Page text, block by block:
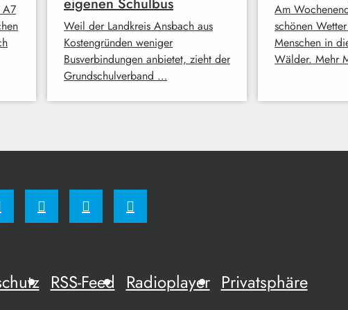
A7
Weil der Landkreis Ansbach aus
Kostengründen weniger
Busverbindungen anbietet, zieht der
Grundschulverband …
Am
schönen
Menschen in
Wälder. Mehr
RSS-Feed Radioplayer Privatsphäre